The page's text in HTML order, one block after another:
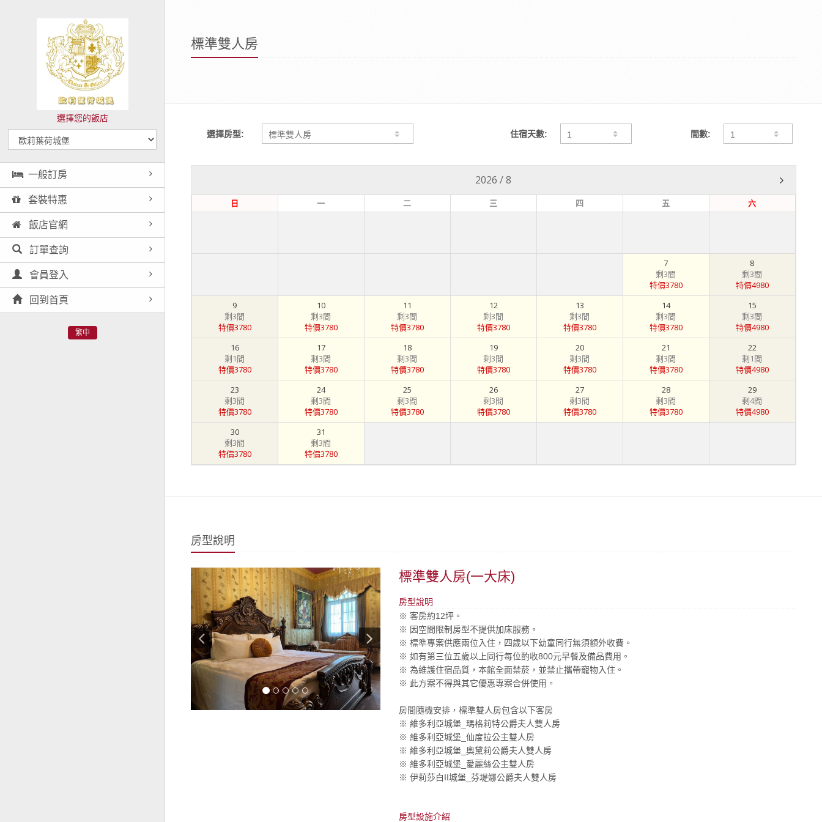
選擇您的飯店
一般訂房
套裝特惠
飯店官網
訂單查詢
會員登入
回到首頁
繁中
標準雙人房
選擇房型: 住宿天數: 間數:
2026 /8
日 一 二 三 四 五 六
7
剩3間
特價3780
8
剩3間
特價4980
9
剩3間
特價3780
10
剩3間
特價3780
11
剩3間
特價3780
12
剩3間
特價3780
13
剩3間
特價3780
14
剩3間
特價3780
15
剩3間
特價4980
16
剩1間
特價3780
17
剩3間
特價3780
18
剩3間
特價3780
19
剩3間
特價3780
20
剩3間
特價3780
21
剩3間
特價3780
22
剩1間
特價4980
23
剩3間
特價3780
24
剩3間
特價3780
25
剩3間
特價3780
26
剩3間
特價3780
27
剩3間
特價3780
28
剩3間
特價3780
29
剩4間
特價4980
30
剩3間
特價3780
31
剩3間
特價3780
房型說明
標準雙人房(一大床)
房型說明
※ 客房約12坪。​
※ 因空間限制房型不提供加床服務。
※ 標準專案供應兩位入住，四歲以下幼童同行無須額外收費。
※ 如有第三位五歲以上同行每位酌收800元早餐及備品費用。
※ 為維護住宿品質，本館全面禁菸，並禁止攜帶寵物入住。
※ 此方案不得與其它優惠專案合併使用。
房間隨機安排，標準雙人房包含以下客房
※ 維多利亞城堡_瑪格莉特公爵夫人雙人房
※ 維多利亞城堡_仙度拉公主雙人房
※ 維多利亞城堡_奧黛莉公爵夫人雙人房
※ 維多利亞城堡_愛麗絲公主雙人房
※ 伊莉莎白II城堡_芬堤娜公爵夫人雙人房
房型設施介紹